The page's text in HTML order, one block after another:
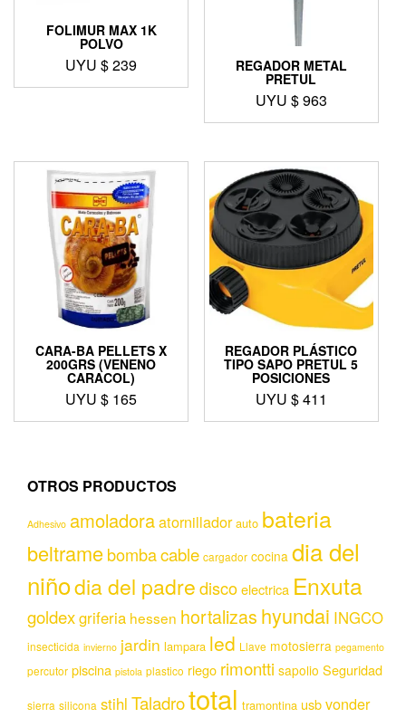
FOLIMUR MAX 1K
POLVO
UYU $239 REGADOR METAL
PRETUL
UYU $963
CARA-BA PELLETS X
200GRS (VENENO
CARACOL)
UYU $ 165
REGADOR PLÁSTICO
TIPO SAPO PRETUL 5
POSICIONES
UYU $411
OTROS PRODUCTOS
Adhesivo amoladoraatornillador auto bateria
beltramebombacable cargador cocina dia del
niñodia del padrediscoelectrica Enxuta
goldexgriferia hessen hortalizas hyundai INGCO
insecticida invierno jardin lampara led Llave motosierra pegamento
percutor piscina pistola plastico riego rimontti sapolio Seguridad
sierra silicona stihl Taladrototal tramontina usbvonder